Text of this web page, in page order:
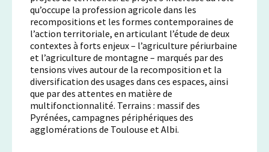
qu’occupe la profession agricole dans les
recompositions et les formes contemporaines de
l’action territoriale, en articulant l’étude de deux
contextes à forts enjeux – l’agriculture périurbaine
et l’agriculture de montagne – marqués par des
tensions vives autour de la recomposition et la
diversification des usages dans ces espaces, ainsi
que par des attentes en matière de
multifonctionnalité. Terrains : massif des
Pyrénées, campagnes périphériques des
agglomérations de Toulouse et Albi.